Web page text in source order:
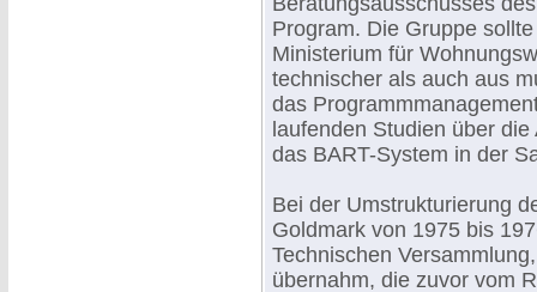
Program. Die Gruppe
Ministerium für
technischer als auch aus
das
laufenden Studien über
das BART-System in der
Bei der Umstrukturierung
Goldmark von 1975 bis
Technischen
übernahm, die zuvor vom